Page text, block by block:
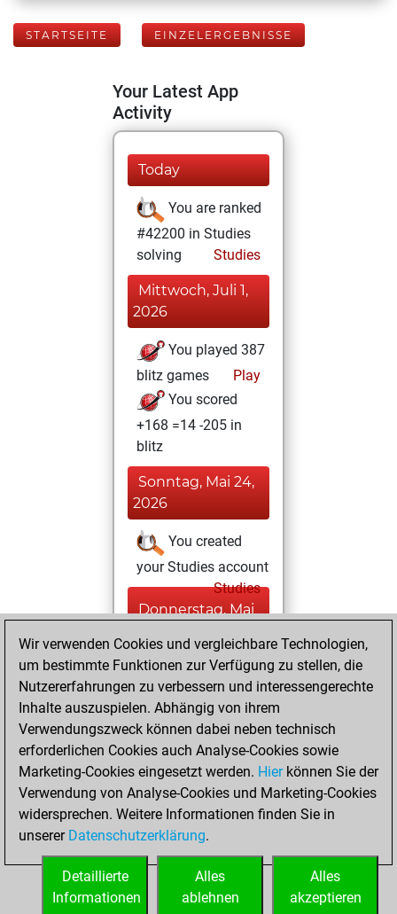
STARTSEITE EINZELERGEBNISSE
Your Latest App
Activity
Today
You are ranked
#42200 in Studies
solving
Studies
Mittwoch, Juli 1,
2026
You played 387
blitz games
Play
You scored
+168 =14 -205 in
blitz
Sonntag, Mai 24,
2026
You created
your Studies account
Studies
Donnerstag, Mai
You played 13
slow games
Play
You scored +6
=0 -7 in slow games
Sonntag, Juli 16,
2023
You created
your Fritz account
Wir verwenden Cookies und vergleichbare Technologien,
um bestimmte Funktionen zur Verfügung zu stellen, die
Nutzererfahrungen zu verbessern und interessengerechte
Inhalte auszuspielen. Abhängig von ihrem
Verwendungszweck können dabei neben technisch
erforderlichen Cookies auch Analyse-Cookies sowie
Marketing-Cookies eingesetzt werden. Hierkönnen Sie der
Verwendung von Analyse-Cookies und Marketing-Cookies
widersprechen. Weitere Informationen finden Sie in
unserer Datenschutzerklärung.
Alles
akzeptieren
Alles
ablehnen
Detaillierte
Informationen